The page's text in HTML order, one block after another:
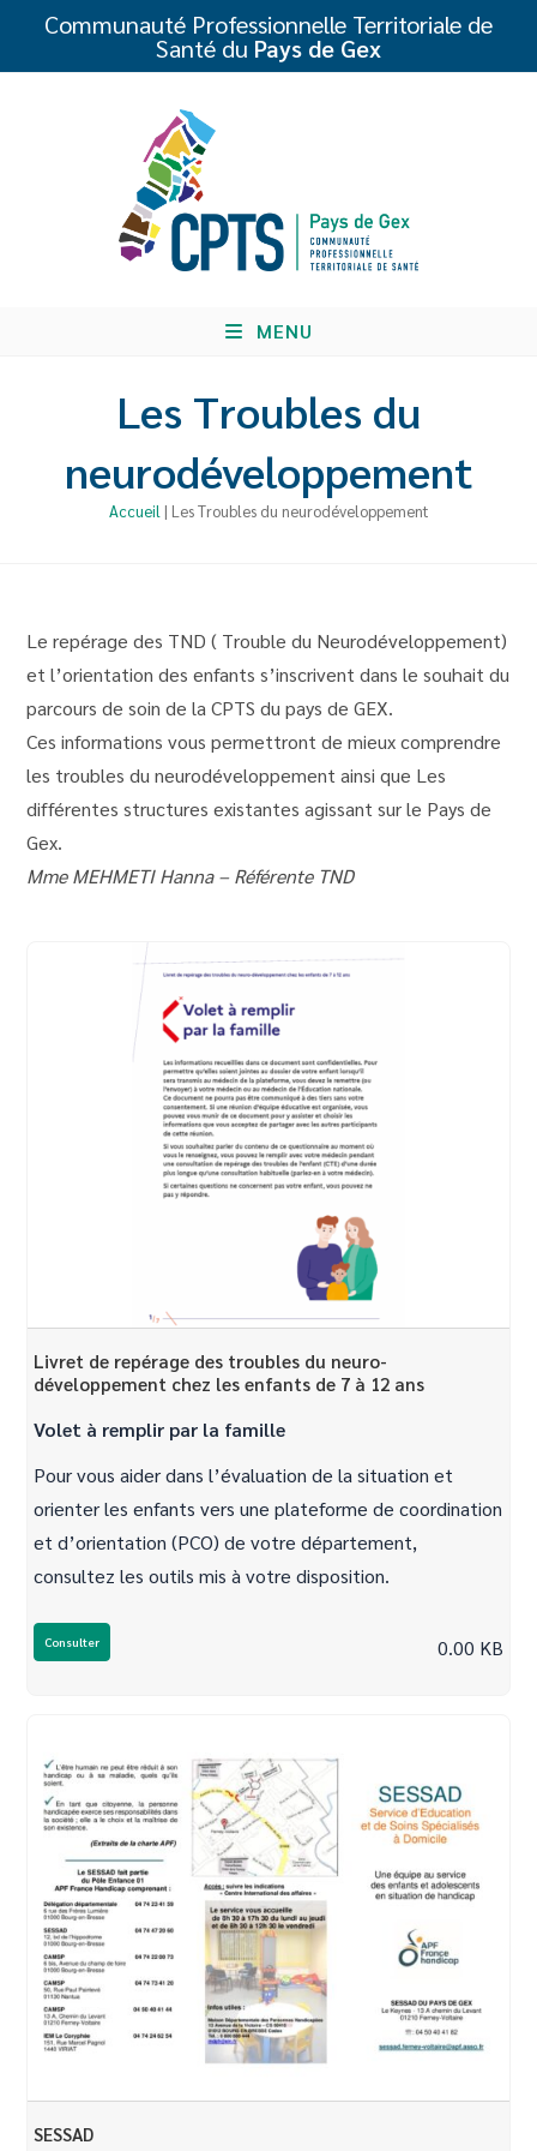
Communauté Professionnelle Territoriale de
Santé du Pays de Gex
MENU
Les Troubles du
neurodéveloppement
Accueil | Les Troubles du neurodéveloppement
Le repérage des TND ( Trouble du Neurodéveloppement)
et l’orientation des enfants s’inscrivent dans le souhait du
parcours de soin de la CPTS du pays de GEX.
Ces informations vous permettront de mieux comprendre
les troubles du neurodéveloppement ainsi que Les
différentes structures existantes agissant sur le Pays de
Gex.
Mme MEHMETI Hanna – Référente TND
Livret de repérage des troubles du neuro-
développement chez les enfants de 7 à 12 ans
Volet à remplir par la famille
Pour vous aider dans l’évaluation de la situation et
orienter les enfants vers une plateforme de coordination
et d’orientation (PCO) de votre département,
consultez les outils mis à votre disposition.
Consulter 0.00 KB
SESSAD